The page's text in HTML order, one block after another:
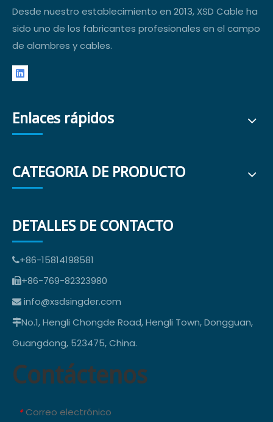
Desde nuestro establecimiento en 2013, XSD Cable ha
sido uno de los fabricantes profesionales en el campo
de alambres y cables.
Enlaces rápidos
CATEGORIA DE PRODUCTO
DETALLES DE CONTACTO
+86-15814198581
+86-769-82323980
 info@xsdsingder.com
No.1, Hengli Chongde Road, Hengli Town, Dongguan,
Guangdong, 523475, China.
Contáctenos
* Correo electrónico